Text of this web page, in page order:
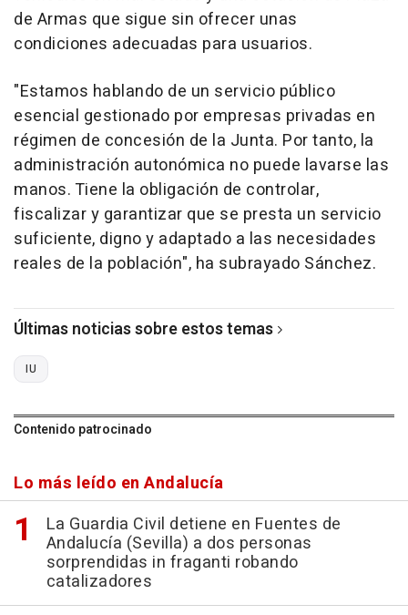
de Armas que sigue sin ofrecer unas
condiciones adecuadas para usuarios.
"Estamos hablando de un servicio público
esencial gestionado por empresas privadas en
régimen de concesión de la Junta. Por tanto, la
administración autonómica no puede lavarse las
manos. Tiene la obligación de controlar,
fiscalizar y garantizar que se presta un servicio
suficiente, digno y adaptado a las necesidades
reales de la población", ha subrayado Sánchez.
Últimas noticias sobre estos temas
IU
Contenido patrocinado
Lo más leído en Andalucía
La Guardia Civil detiene en Fuentes de
Andalucía (Sevilla) a dos personas
sorprendidas in fraganti robando
catalizadores